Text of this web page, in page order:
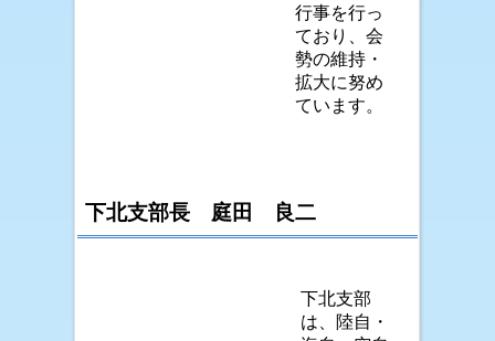
行事を行っ
ており、会
勢の維持・
拡大に努め
ています。
下北支部長 庭田 良二
下北支部
は、陸自・